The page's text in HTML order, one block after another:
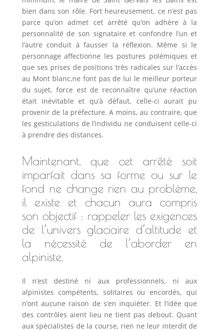
bien dans son rôle. Fort heureusement, ce n’est pas
parce qu’on admet cet arrêté qu’on adhère à la
personnalité de son signataire et confondre l’un et
l’autre conduit à fausser la réflexion. Même si le
personnage affectionne les postures polémiques et
que ses prises de positions très radicales sur l’accès
au Mont blanc,ne font pas de lui le meilleur porteur
du sujet, force est de reconnaître qu’une réaction
était inévitable et qu’à défaut, celle-ci aurait pu
provenir de la préfecture. A moins, au contraire, que
les gesticulations de l’individu ne conduisent celle-ci
à prendre des distances.
Maintenant, que cet arrêté soit
imparfait dans sa forme ou sur le
fond ne change rien au problème,
il existe et chacun aura compris
son objectif : rappeler les exigences
de l’univers glaciaire d’altitude et
la nécessité de l’aborder en
alpiniste.
Il n’est destiné ni aux professionnels, ni aux
alpinistes compétents, solitaires ou encordés, qui
n’ont aucune raison de s’en inquiéter. Et l’idée que
des contrôles aient lieu ne tient pas debout. Quant
aux spécialistes de la course, rien ne leur interdit de